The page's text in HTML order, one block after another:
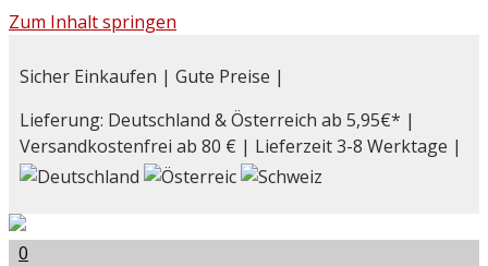
Zum Inhalt springen
Sicher Einkaufen | Gute Preise |
Lieferung: Deutschland & Österreich ab 5,95€* |
Versandkostenfrei ab 80 € | Lieferzeit 3-8 Werktage |
0